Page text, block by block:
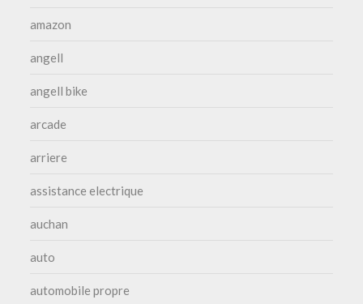
amazon
angell
angell bike
arcade
arriere
assistance electrique
auchan
auto
automobile propre